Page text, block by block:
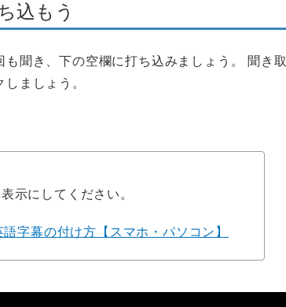
込もう
聞き、下の空欄に打ち込みましょう。 聞き取
ましょう。
示にしてください。
字幕の付け方【スマホ・パソコン】